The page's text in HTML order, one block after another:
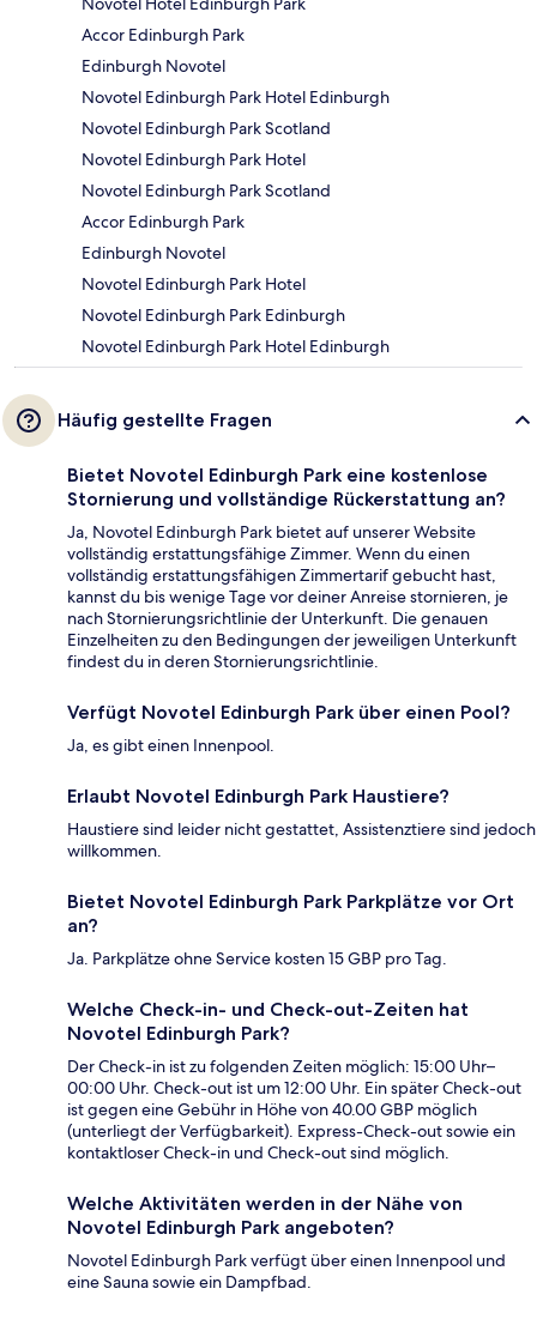
Accor Edinburgh Park
Edinburgh Novotel
Novotel Edinburgh Park Hotel Edinburgh
Novotel Edinburgh Park Scotland
Novotel Edinburgh Park Hotel
Novotel Edinburgh Park Scotland
Accor Edinburgh Park
Edinburgh Novotel
Novotel Edinburgh Park Hotel
Novotel Edinburgh Park Edinburgh
Novotel Edinburgh Park Hotel Edinburgh
Häufig gestellte Fragen
Bietet Novotel Edinburgh Park eine kostenlose
Stornierung und vollständige Rückerstattung an?
Ja, Novotel Edinburgh Park bietet auf unserer Website
vollständig erstattungsfähige Zimmer. Wenn du einen
vollständig erstattungsfähigen Zimmertarif gebucht hast,
kannst du bis wenige Tage vor deiner Anreise stornieren, je
nach Stornierungsrichtlinie der Unterkunft. Die genauen
Einzelheiten zu den Bedingungen der jeweiligen Unterkunft
findest du in deren Stornierungsrichtlinie.
Verfügt Novotel Edinburgh Park über einen Pool?
Ja, es gibt einen Innenpool.
Erlaubt Novotel Edinburgh Park Haustiere?
Haustiere sind leider nicht gestattet, Assistenztiere sind jedoch
willkommen.
Bietet Novotel Edinburgh Park Parkplätze vor Ort
an?
Ja. Parkplätze ohne Service kosten 15 GBP pro Tag.
Welche Check-in- und Check-out-Zeiten hat
Novotel Edinburgh Park?
Der Check-in ist zu folgenden Zeiten möglich: 15:00 Uhr–
00:00 Uhr. Check-out ist um 12:00 Uhr. Ein später Check-out
ist gegen eine Gebühr in Höhe von 40.00 GBP möglich
(unterliegt der Verfügbarkeit). Express-Check-out sowie ein
kontaktloser Check-in und Check-out sind möglich.
Welche Aktivitäten werden in der Nähe von
Novotel Edinburgh Park angeboten?
Novotel Edinburgh Park verfügt über einen Innenpool und
eine Sauna sowie ein Dampfbad.